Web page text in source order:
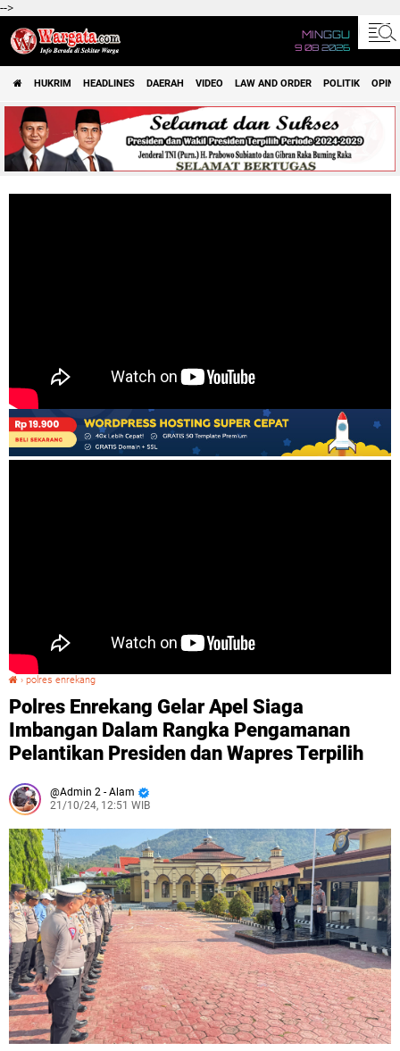
-->
MINGGU
9 08 2026
HUKRIM HEADLINES DAERAH VIDEO LAW AND ORDER POLITIK OPINI
› polres enrekang
Polres Enrekang Gelar Apel Siaga
Imbangan Dalam Rangka Pengamanan
Pelantikan Presiden dan Wapres Terpilih
Admin 2 - Alam
21/10/24, 12:51 WIB